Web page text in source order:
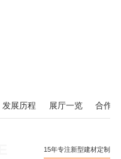
发展历程 展厅一览 合作
15年专注新型建材定制